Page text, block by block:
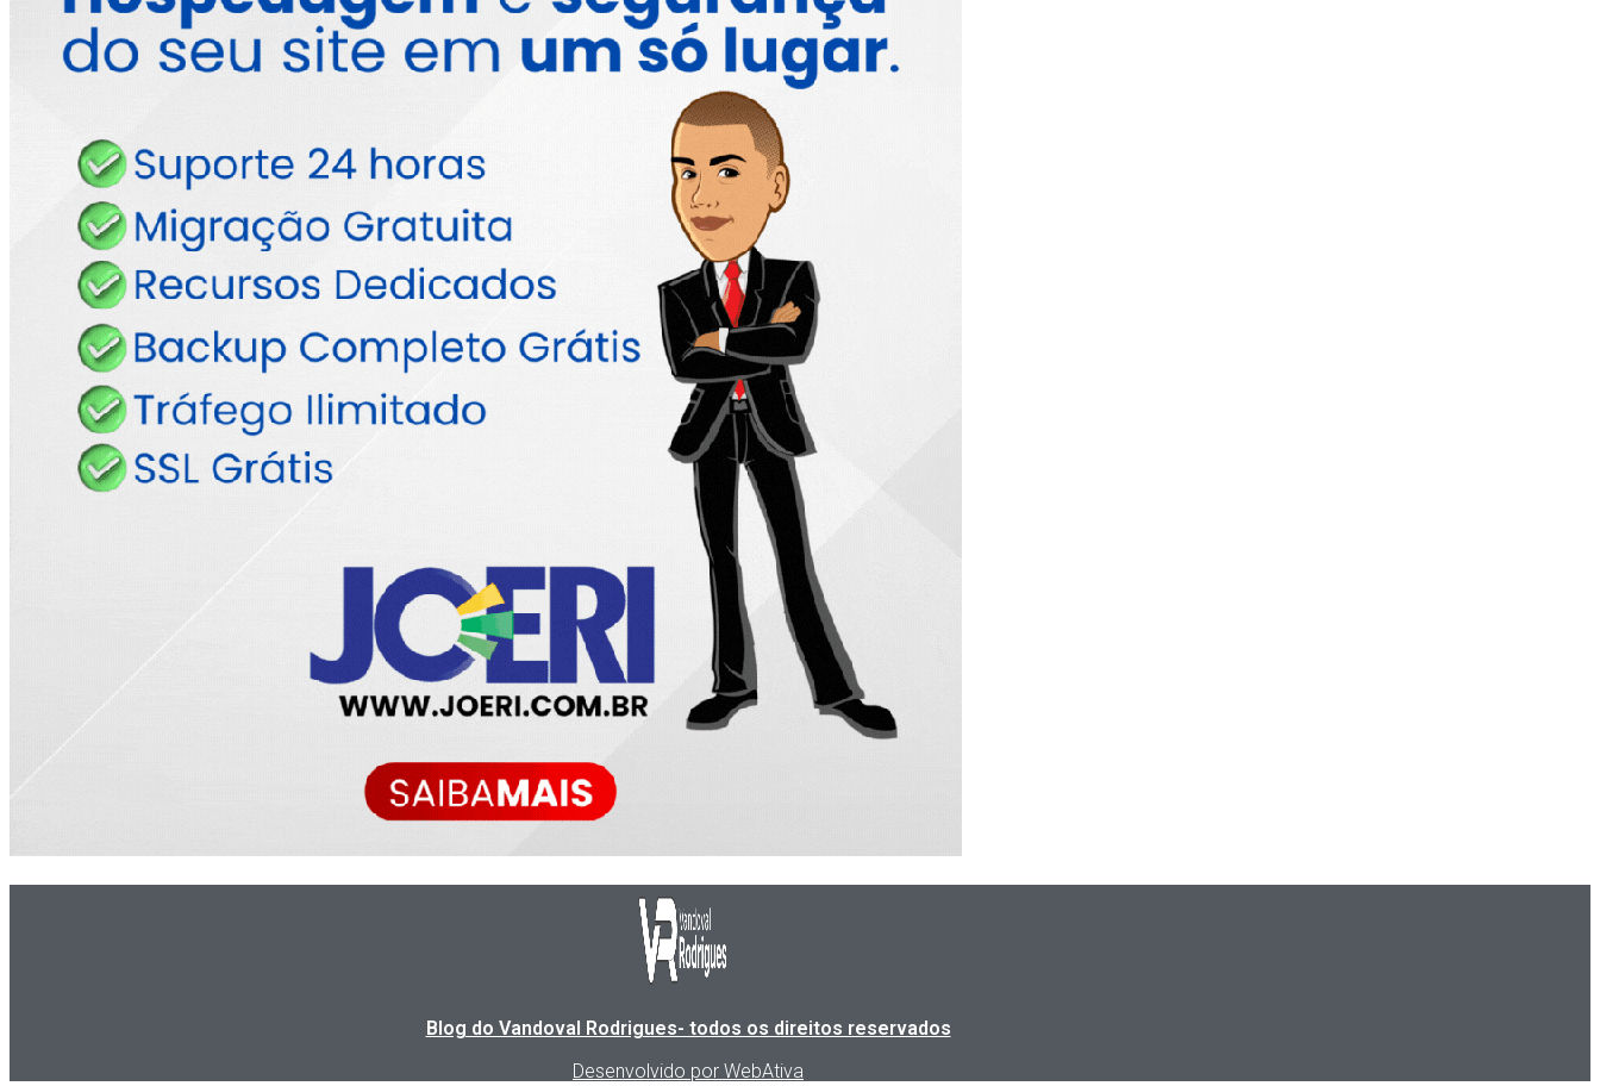
Blog do Vandoval Rodrigues- todos os direitos reservados
Desenvolvido por WebAtiva